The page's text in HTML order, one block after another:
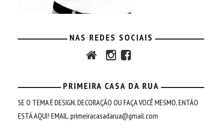
NAS REDES SOCIAIS
PRIMEIRA CASA DA RUA
SE O TEMA É DESIGN, DECORAÇÃO OU FAÇA VOCÊ MESMO, ENTÃO
ESTÁ AQUI! EMAIL.primeiracasadarua@gmail.com